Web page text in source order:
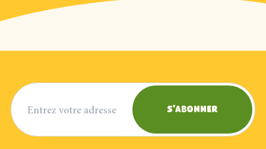
Adresse courriel S'abonner